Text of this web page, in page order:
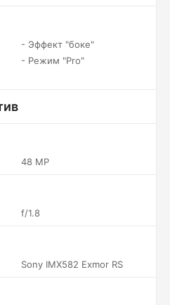
- Эффект "боке"
- Режим "Pro"
48 MP
f/1.8
Sony IMX582 Exmor RS